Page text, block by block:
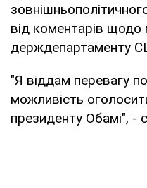
від коментарів щодо
держдепартаменту
"Я віддам перевагу
можливість
президенту Обамі", -